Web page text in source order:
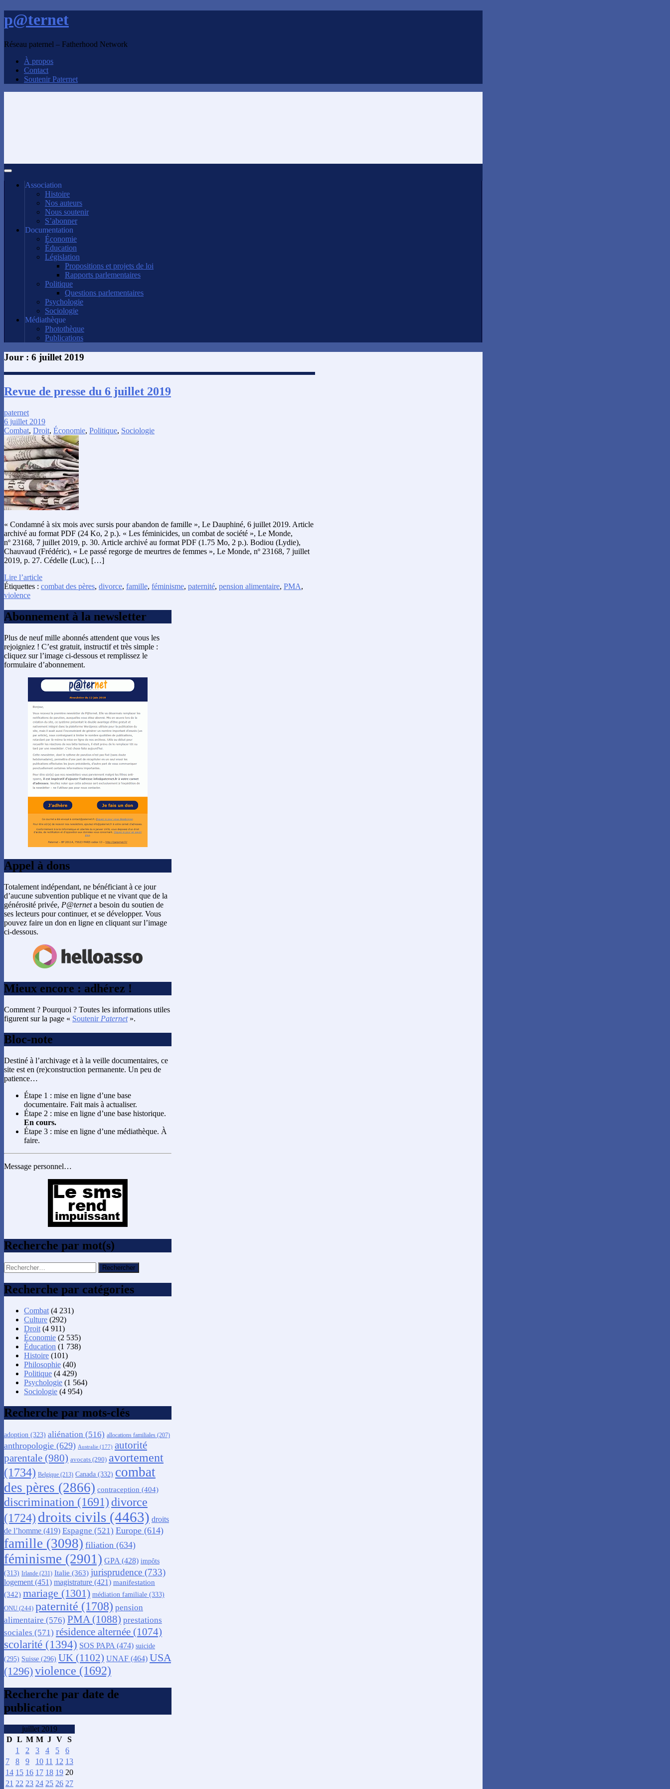
p@ternet
Réseau paternel – Fatherhood Network
À propos
Contact
Soutenir Paternet
Association
Histoire
Nos auteurs
Nous soutenir
S’abonner
Documentation
Économie
Éducation
Législation
Propositions et projets de loi
Rapports parlementaires
Politique
Questions parlementaires
Psychologie
Sociologie
Médiathèque
Photothèque
Publications
Jour : 6 juillet 2019
Revue de presse du 6 juillet 2019
paternet
6 juillet 2019
Combat, Droit, Économie, Politique, Sociologie
« Condamné à six mois avec sursis pour abandon de famille », Le Dauphiné, 6 juillet 2019. Article
archivé au format PDF (24 Ko, 2 p.). « Les féminicides, un combat de société », Le Monde,
nº 23168, 7 juillet 2019, p. 30. Article archivé au format PDF (1.75 Mo, 2 p.). Bodiou (Lydie),
Chauvaud (Frédéric), « Le passé regorge de meurtres de femmes », Le Monde, nº 23168, 7 juillet
2019, p. 27. Cédelle (Luc), […]
Lire l’article
Étiquettes : combat des pères, divorce, famille, féminisme, paternité, pension alimentaire, PMA,
violence
Abonnement à la newsletter
Plus de neuf mille abonnés attendent que vous les
rejoigniez ! C’est gratuit, instructif et très simple :
cliquez sur l’image ci-dessous et remplissez le
formulaire d’abonnement.
Appel à dons
Totalement indépendant, ne bénéficiant à ce jour
d’aucune subvention publique et ne vivant que de la
générosité privée, P@terneta besoin du soutien de
ses lecteurs pour continuer, et se développer. Vous
pouvez faire un don en ligne en cliquant sur l’image
ci-dessous.
Mieux encore : adhérez !
Comment ? Pourquoi ? Toutes les informations utiles
figurent sur la page « Soutenir Paternet».
Bloc-note
Destiné à l’archivage et à la veille documentaires, ce
site est en (re)construction permanente. Un peu de
patience…
Étape 1 : mise en ligne d’une base
documentaire. Fait mais à actualiser.
Étape 2 : mise en ligne d’une base historique.
En cours.
Étape 3 : mise en ligne d’une médiathèque. À
faire.
Message personnel…
Recherche par mot(s)
Rechercher :
Recherche par catégories
Combat (4 231)
Culture (292)
Droit (4 911)
Économie (2 535)
Éducation (1 738)
Histoire (101)
Philosophie (40)
Politique (4 429)
Psychologie (1 564)
Sociologie (4 954)
Recherche par mots-clés
adoption (323) aliénation (516) allocations familiales (207)
anthropologie (629) Australie (177) autorité
parentale (980) avocats (290) avortement
(1734) Belgique (213) Canada (332) combat
des pères (2866) contraception (404)
discrimination (1691) divorce
(1724) droits civils (4463) droits
de l’homme (419) Espagne (521) Europe (614)
famille (3098) filiation (634)
féminisme (2901) GPA (428) impôts
(313) Irlande (231) Italie (363) jurisprudence (733)
logement (451) magistrature (421) manifestation
(342) mariage (1301) médiation familiale (333)
ONU (244) paternité (1708) pension
alimentaire (576) PMA(1088) prestations
sociales (571) résidence alternée (1074)
scolarité (1394) SOS PAPA(474) suicide
(295) Suisse (296) UK (1102) UNAF (464) USA
(1296)violence (1692)
Recherche par date de
publication
juillet 2019
D L M M J V S
1
2 3 4 5
6
7
8 9 10 11 12 13
14 15 16 17 18 19 20
21 22 23 24 25 26 27